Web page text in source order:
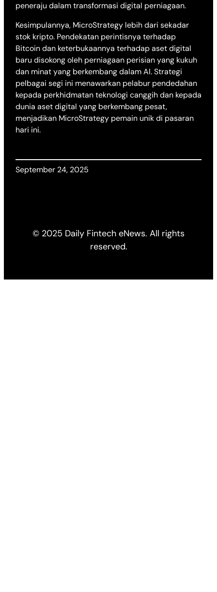
peneraju dalam transformasi digital perniagaan.
Kesimpulannya, MicroStrategy lebih dari sekadar
stok kripto. Pendekatan perintisnya terhadap
Bitcoin dan keterbukaannya terhadap aset digital
baru disokong oleh perniagaan perisian yang kukuh
dan minat yang berkembang dalam AI. Strategi
pelbagai segi ini menawarkan pelabur pendedahan
kepada perkhidmatan teknologi canggih dan kepada
dunia aset digital yang berkembang pesat,
menjadikan MicroStrategy pemain unik di pasaran
hari ini.
September 24, 2025
© 2025 Daily Fintech eNews. All rights
reserved.